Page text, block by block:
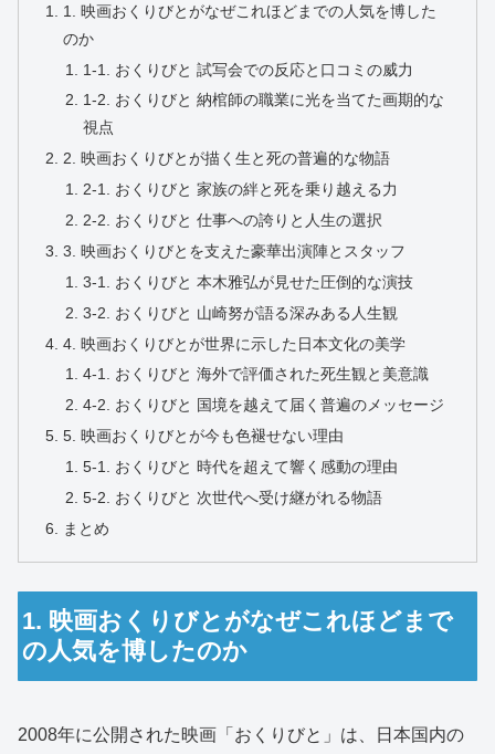
1. 映画おくりびとがなぜこれほどまでの人気を博した
のか
1-1. おくりびと 試写会での反応と口コミの威力
1-2. おくりびと 納棺師の職業に光を当てた画期的な
視点
2. 映画おくりびとが描く生と死の普遍的な物語
2-1. おくりびと 家族の絆と死を乗り越える力
2-2. おくりびと 仕事への誇りと人生の選択
3. 映画おくりびとを支えた豪華出演陣とスタッフ
3-1. おくりびと 本木雅弘が見せた圧倒的な演技
3-2. おくりびと 山崎努が語る深みある人生観
4. 映画おくりびとが世界に示した日本文化の美学
4-1. おくりびと 海外で評価された死生観と美意識
4-2. おくりびと 国境を越えて届く普遍のメッセージ
5. 映画おくりびとが今も色褪せない理由
5-1. おくりびと 時代を超えて響く感動の理由
5-2. おくりびと 次世代へ受け継がれる物語
まとめ
1. 映画おくりびとがなぜこれほどまで
の人気を博したのか
2008年に公開された映画「おくりびと」は、日本国内の